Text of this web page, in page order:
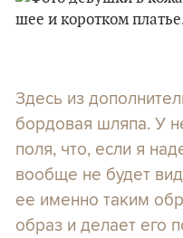
Здесь из
бордовая шляпа. У
поля, что, если я
вообще не будет
ее именно таким
образ и делает его